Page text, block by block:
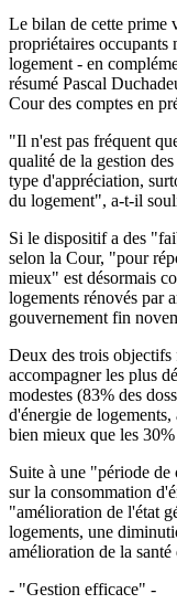
Le bilan de cette prime
propriétaires occupants
logement - en
résumé Pascal
Cour des comptes en
"Il n'est pas fréquent
qualité de la gestion
type d'appréciation,
du logement", a-t-il
Si le dispositif a des
selon la Cour, "pour
mieux" est désormais
logements rénovés par
gouvernement fin
Deux des trois objectifs
accompagner les plus
modestes (83% des
d'énergie de
bien mieux que les 30%
Suite à une "période
sur la consommation
"amélioration de l'état
logements, une
amélioration de la
- "Gestion efficace" -